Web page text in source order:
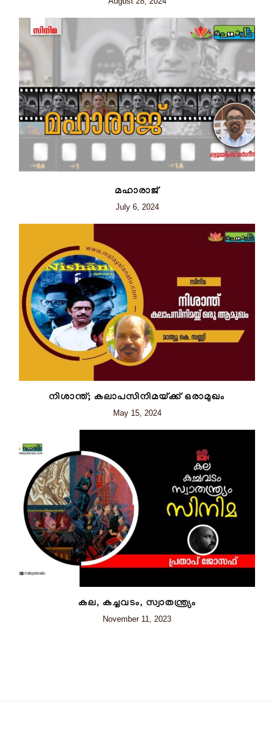
മഹാരാജ്
July 6, 2024
നിശാന്ത്; കലാപസിനിമയ്ക്ക്‌ ഒരാമുഖം
May 15, 2024
കല, കച്ചവടം, സ്വാതന്ത്ര്യം
November 11, 2023